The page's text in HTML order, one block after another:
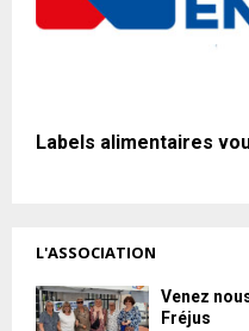
Labels alimentaires
L'ASSOCIATION
Venez
Fréjus